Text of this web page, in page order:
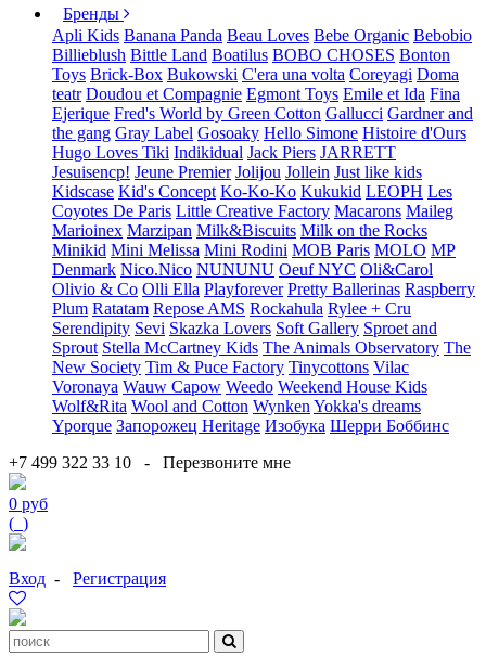
Бренды
Apli Kids Banana Panda Beau Loves Bebe Organic Bebobio
Billieblush Bittle Land Boatilus BOBO CHOSES Bonton
Toys Brick-Box Bukowski C'era una volta Coreyagi Doma
teatr Doudou et Compagnie Egmont Toys Emile et Ida Fina
Ejerique Fred's World by Green Cotton Gallucci Gardner and
the gang Gray Label Gosoaky Hello Simone Histoire d'Ours
Hugo Loves Tiki Indikidual Jack Piers JARRETT
Jesuisencp! Jeune Premier Jolijou Jollein Just like kids
Kidscase Kid's Concept Ko-Ko-Ko Kukukid LEOPH Les
Coyotes De Paris Little Creative Factory Macarons Maileg
Marioinex Marzipan Milk&Biscuits Milk on the Rocks
Minikid Mini Melissa Mini Rodini MOB Paris MOLO MP
Denmark Nico.Nico NUNUNU Oeuf NYC Oli&Carol
Olivio & Co Olli Ella Playforever Pretty Ballerinas Raspberry
Plum Ratatam Repose AMS Rockahula Rylee + Cru
Serendipity Sevi Skazka Lovers Soft Gallery Sproet and
Sprout Stella McCartney Kids The Animals Observatory The
New Society Tim & Puce Factory Tinycottons Vilac
Voronaya Wauw Capow Weedo Weekend House Kids
Wolf&Rita Wool and Cotton Wynken Yokka's dreams
Yporque Запорожец Heritage Изобука Шерри Боббинс
+7 499 322 33 10 - Перезвоните мне
0 руб
( )
Вход - Регистрация